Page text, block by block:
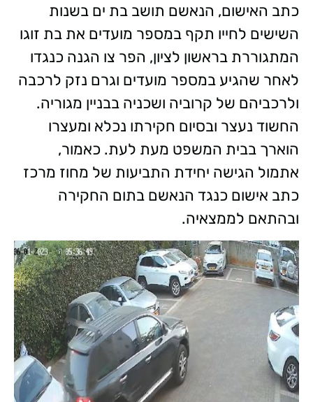
כתב האישום, הנאשם תושב בת ים בשנות
השישים לחייו תקף במספר מועדים את בת זוגו
המתגוררת בראשון לציון, הפר צו הגנה כנגדו
לאחר שהגיע במספר מועדים וגרם נזק לרכבה
ולרכביהם של קרוביה ושכניה בבניין מגוריה.
החשוד נעצר ובסיום חקירתו נכלא ומעצרו
הוארך בבית המשפט מעת לעת. כאמור,
אתמול הגישה יחידת התביעות של מחוז מרכז
כתב אישום כנגד הנאשם בתום החקירה
ובהתאם לממצאיה.